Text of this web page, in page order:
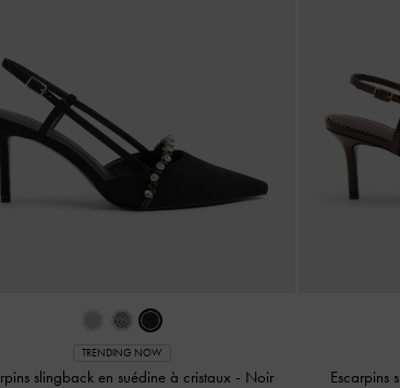
TRENDING NOW
slingback en suédine à cristaux - Noir
Escarpins